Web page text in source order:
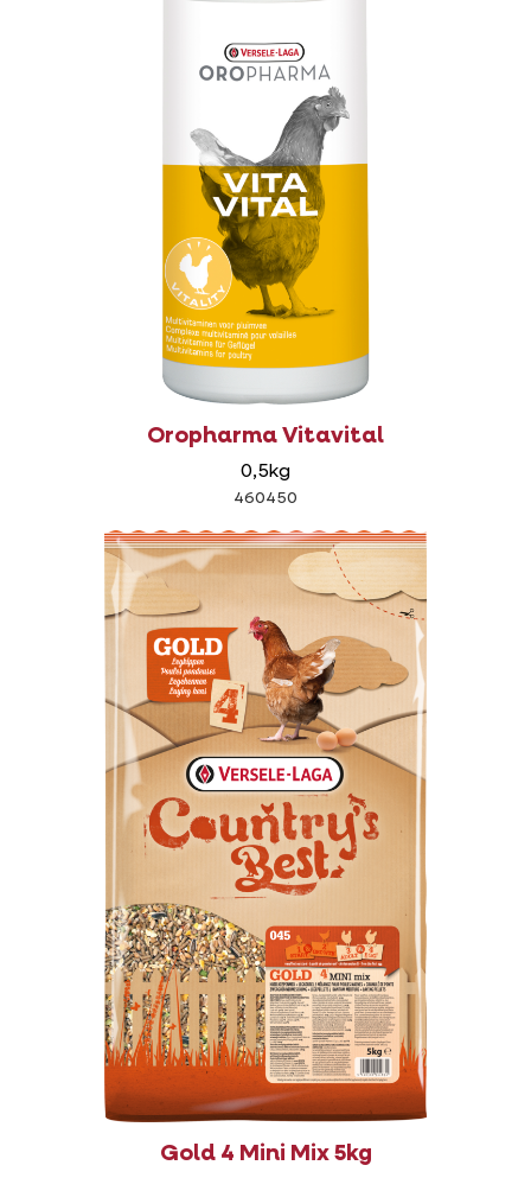
Oropharma Vitavital
0,5kg
460450
Gold 4 Mini Mix 5kg